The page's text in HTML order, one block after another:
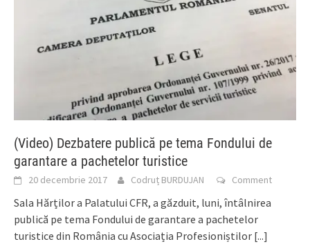
(Video) Dezbatere publică pe tema Fondului de
garantare a pachetelor turistice
20 decembrie 2017 Codruț BURDUJAN Comment
Sala Hărților a Palatului CFR, a găzduit, luni, întâlnirea
publică pe tema Fondului de garantare a pachetelor
turistice din România cu Asociația Profesioniștilor [...]